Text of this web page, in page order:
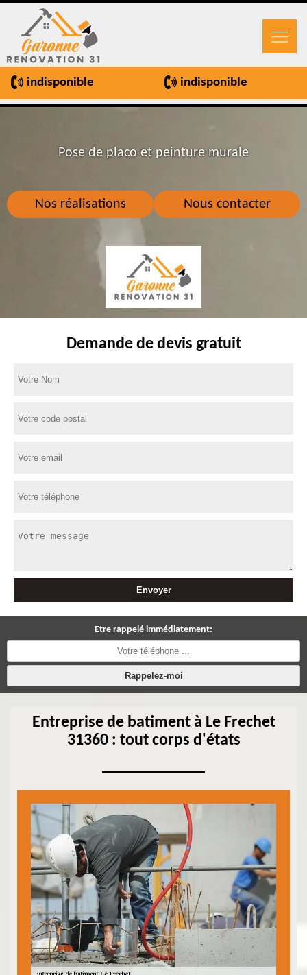
indisponible indisponible
Nos réalisations Nous contacter
Pose de placo et peinture murale
Demande de devis gratuit
Etre rappelé immédiatement:
Entreprise de batiment à Le Frechet
31360 : tout corps d'états